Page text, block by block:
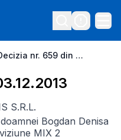
Decizia nr. 659 din 03.12.2013
S.R.L.
Bogdan Denisa
MIX 2